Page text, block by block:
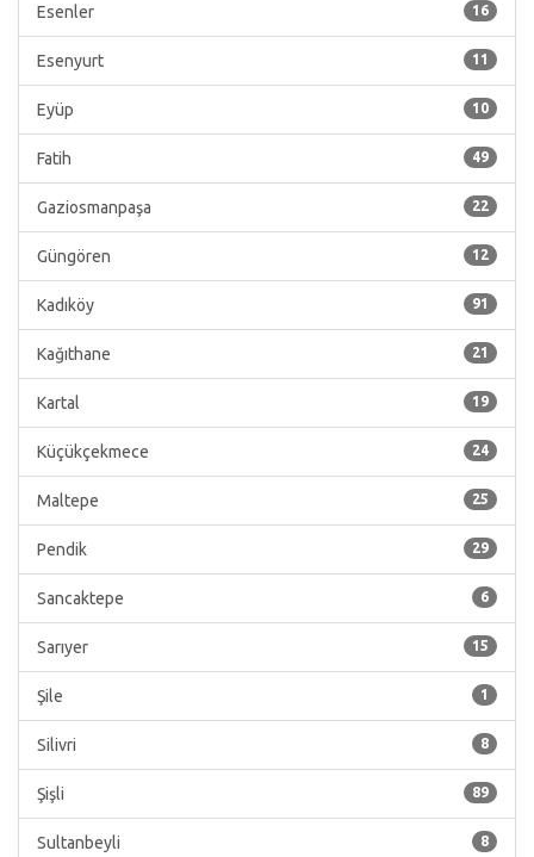
16
Esenler
11
Esenyurt
10
Eyüp
49
Fatih
22
Gaziosmanpaşa
12
Güngören
91
Kadıköy
21
Kağıthane
19
Kartal
24
Küçükçekmece
25
Maltepe
29
Pendik
6
Sancaktepe
15
Sarıyer
1
Şile
8
Silivri
89
Şişli
8
Sultanbeyli